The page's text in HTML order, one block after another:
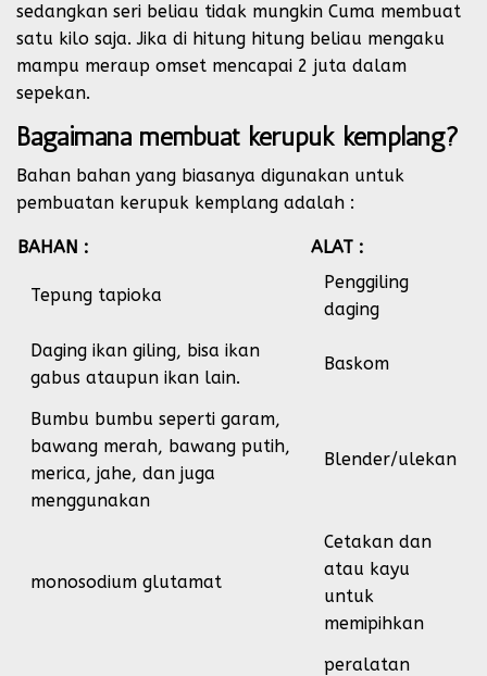
sedangkan seri beliau tidak mungkin Cuma membuat
satu kilo saja. Jika di hitung hitung beliau mengaku
mampu meraup omset mencapai 2 juta dalam
sepekan.
Bagaimana membuat kerupuk kemplang?
Bahan bahan yang biasanya digunakan untuk
pembuatan kerupuk kemplang adalah :
BAHAN : ALAT :
Tepung tapioka
Penggiling
daging
Daging ikan giling, bisa ikan
gabus ataupun ikan lain.
Baskom
Bumbu bumbu seperti garam,
bawang merah, bawang putih,
merica, jahe, dan juga
menggunakan
Blender/ulekan
monosodium glutamat
Cetakan dan
atau kayu
untuk
memipihkan
peralatan